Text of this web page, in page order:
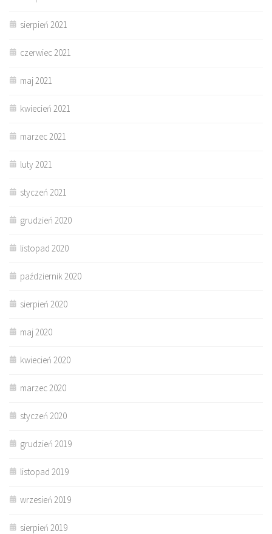
sierpień 2021
czerwiec 2021
maj 2021
kwiecień 2021
marzec 2021
luty 2021
styczeń 2021
grudzień 2020
listopad 2020
październik 2020
sierpień 2020
maj 2020
kwiecień 2020
marzec 2020
styczeń 2020
grudzień 2019
listopad 2019
wrzesień 2019
sierpień 2019